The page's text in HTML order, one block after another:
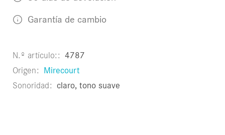
Garantía de cambio
N.º artículo: 4787
Origen Mirecourt
Sonoridad claro, tono suave